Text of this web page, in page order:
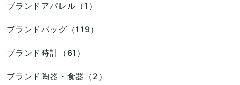
ブランドアパレル（1）
ブランドバッグ（119）
ブランド時計（61）
ブランド陶器・食器（2）